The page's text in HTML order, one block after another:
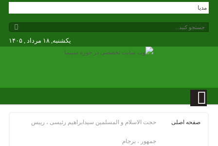
مدیا
یکشنبه, ۱۸ مرداد , ۱۴۰۵
صفحه اصلی حجت الاسلام و المسلمین سیدابراهیم رئیسی ، رییس
جمهور ، برجام